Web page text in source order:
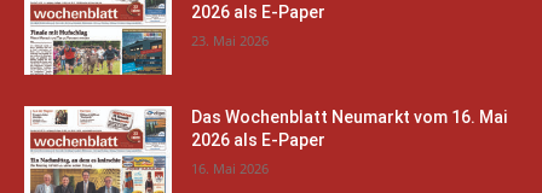
2026 als E-Paper
23. Mai 2026
Das Wochenblatt Neumarkt vom 16. Mai
2026 als E-Paper
16. Mai 2026